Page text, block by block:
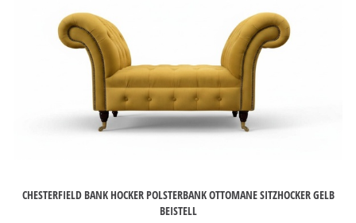
CHESTERFIELD BANK HOCKER POLSTERBANK OTTOMANE SITZHOCKER GELB
BEISTELL